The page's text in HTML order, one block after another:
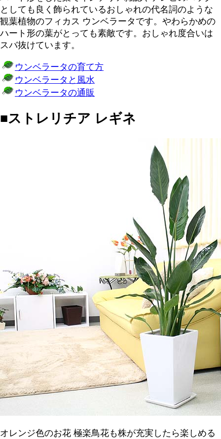
としても良く飾られているおしゃれの代名詞のような
観葉植物のフィカス ウンベラータです。やわらかめの
ハート形の葉がとっても素敵です。おしゃれ度合いは
スバ抜けています。
ウンベラータの育て方
ウンベラータと風水
ウンベラータの通販
■ストレリチア レギネ
オレンジ色のお花 極楽鳥花も株が充実したら楽しめる